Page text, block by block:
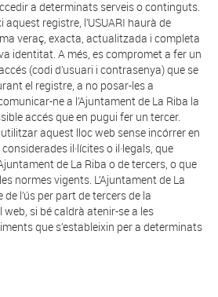
a determinats serveis o continguts.
aquest registre, l’USUARI haurà de
veraç, exacta, actualitzada i completa
identitat. A més, es compromet a fer un
(codi d’usuari i contrasenya) que se
el registre, a no posar-les a
ne a l’Ajuntament de La Riba la
accés que en pugui fer un tercer.
aquest lloc web sense incórrer en
il·lícites o il·legals, que
de La Riba o de tercers, o que
normes vigents. L’Ajuntament de La
l’ús per part de tercers de la
si bé caldrà atenir-se a les
que s’estableixin per a determinats